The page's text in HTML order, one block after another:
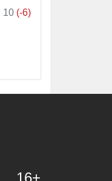
10 (-6)
16+